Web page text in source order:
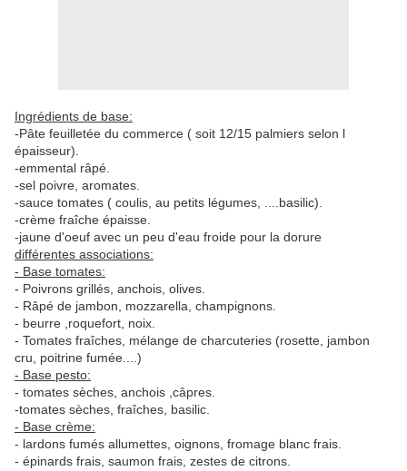
Ingrédients de base:
-Pâte feuilletée du commerce ( soit 12/15 palmiers selon l
épaisseur).
-emmental râpé.
-sel poivre, aromates.
-sauce tomates ( coulis, au petits légumes, ....basilic).
-crème fraîche épaisse.
-jaune d'oeuf avec un peu d'eau froide pour la dorure
différentes associations:
- Base tomates:
- Poivrons grillés, anchois, olives.
- Râpé de jambon, mozzarella, champignons.
- beurre ,roquefort, noix.
- Tomates fraîches, mélange de charcuteries (rosette, jambon
cru, poitrine fumée....)
- Base pesto:
- tomates sèches, anchois ,câpres.
-tomates sèches, fraîches, basilic.
- Base crème:
- lardons fumés allumettes, oignons, fromage blanc frais.
- épinards frais, saumon frais, zestes de citrons.